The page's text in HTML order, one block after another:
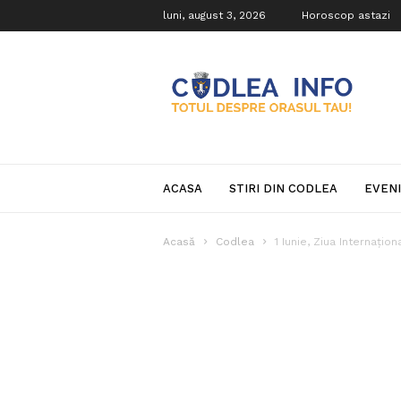
luni, august 3, 2026 Horoscop astazi
Info
ACASA STIRI DIN CODLEA
Acasă Codlea 1 Iunie, Ziua